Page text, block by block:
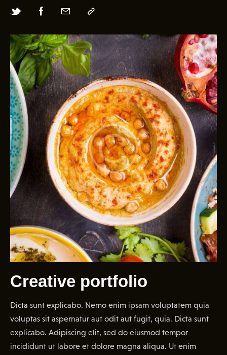
Creative portfolio
Dicta sunt explicabo. Nemo enim ipsam voluptatem quia
voluptas sit aspernatur aut odit aut fugit, quia. Dicta sunt
explicabo. Adipiscing elit, sed do eiusmod tempor
incididunt ut labore et dolore magna aliqua. Ut enim